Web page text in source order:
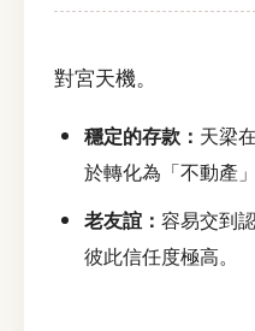
對宮天機。
穩定的存款： 天梁
於轉化為「不動產
老友誼： 容易交到
彼此信任度極高。